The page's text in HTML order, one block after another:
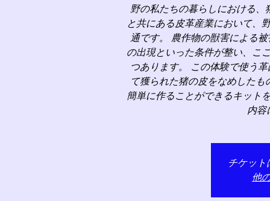
野の私たちの暮らしにおける
と共にある皮革産業において、
通です。 農作物の獣害による
の出現といった条件が整い、こ
つあります。 この体験で使う
て獲られた猪の皮をなめした
簡単に作ることができるキット
内容
チケット
他